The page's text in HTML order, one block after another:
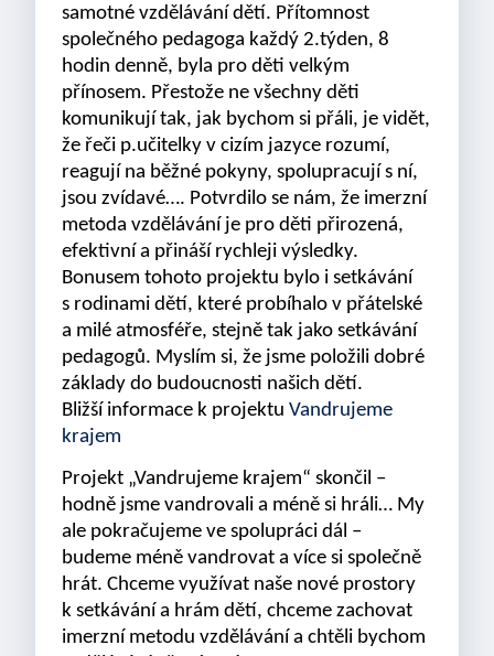
samotné vzdělávání dětí. Přítomnost
společného pedagoga každý 2.týden, 8
hodin denně, byla pro děti velkým
přínosem. Přestože ne všechny děti
komunikují tak, jak bychom si přáli, je vidět,
že řeči p.učitelky v cizím jazyce rozumí,
reagují na běžné pokyny, spolupracují s ní,
jsou zvídavé…. Potvrdilo se nám, že imerzní
metoda vzdělávání je pro děti přirozená,
efektivní a přináší rychleji výsledky.
Bonusem tohoto projektu bylo i setkávání
s rodinami dětí, které probíhalo v přátelské
a milé atmosféře, stejně tak jako setkávání
pedagogů. Myslím si, že jsme položili dobré
základy do budoucnosti našich dětí.
Bližší informace k projektu Vandrujeme
krajem
Projekt „Vandrujeme krajem“ skončil –
hodně jsme vandrovali a méně si hráli… My
ale pokračujeme ve spolupráci dál –
budeme méně vandrovat a více si společně
hrát. Chceme využívat naše nové prostory
k setkávání a hrám dětí, chceme zachovat
imerzní metodu vzdělávání a chtěli bychom